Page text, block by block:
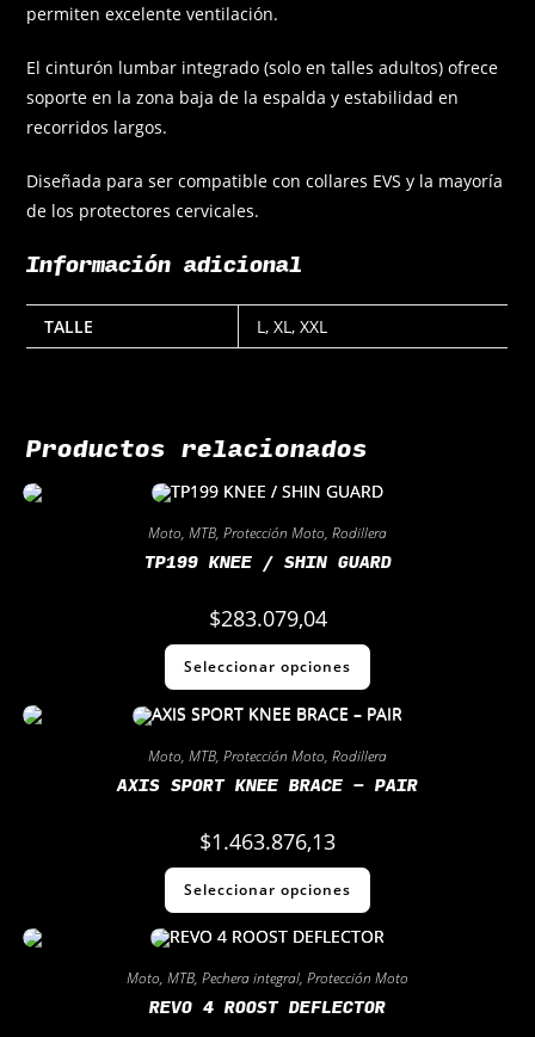
permiten excelente ventilación.
El cinturón lumbar integrado (solo en talles adultos) ofrece
soporte en la zona baja de la espalda y estabilidad en
recorridos largos.
Diseñada para ser compatible con collares EVS y la mayoría
de los protectores cervicales.
Información adicional
TALLE L, XL, XXL
Productos relacionados
Moto, MTB, Protección Moto, Rodillera
TP199 KNEE / SHIN GUARD
$283.079,04
Seleccionar opciones
Moto, MTB, Protección Moto, Rodillera
AXIS SPORT KNEE BRACE – PAIR
$1.463.876,13
Seleccionar opciones
Moto, MTB, Pechera integral, Protección Moto
REVO 4 ROOST DEFLECTOR